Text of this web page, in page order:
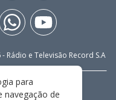
- Rádio e Televisão Record S.A
PRIVACIDADE
para
navegação de